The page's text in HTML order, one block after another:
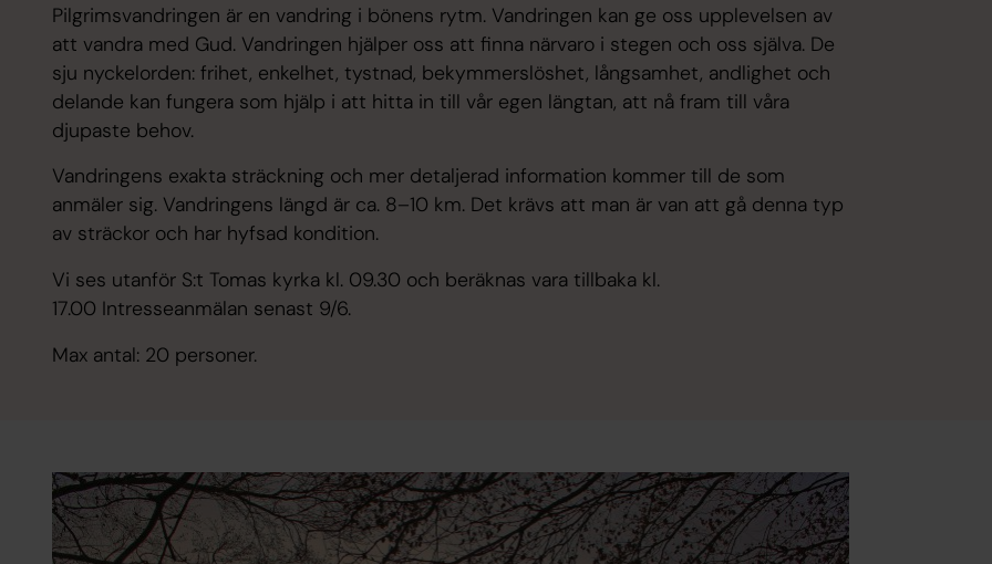
Pilgrimsvandringen är en vandring i bönens rytm. Vandringen kan ge oss upplevelsen av
att vandra med Gud. Vandringen hjälper oss att finna närvaro i stegen och oss själva. De
sju nyckelorden: frihet, enkelhet, tystnad, bekymmerslöshet, långsamhet, andlighet och
delande kan fungera som hjälp i att hitta in till vår egen längtan, att nå fram till våra
djupaste behov.
Vandringens exakta sträckning och mer detaljerad information kommer till de som
anmäler sig. Vandringens längd är ca. 8–10 km. Det krävs att man är van att gå denna typ
av sträckor och har hyfsad kondition.
Vi ses utanför S:t Tomas kyrka kl. 09.30 och beräknas vara tillbaka kl.
17.00 Intresseanmälan senast 9/6.
Max antal: 20 personer.